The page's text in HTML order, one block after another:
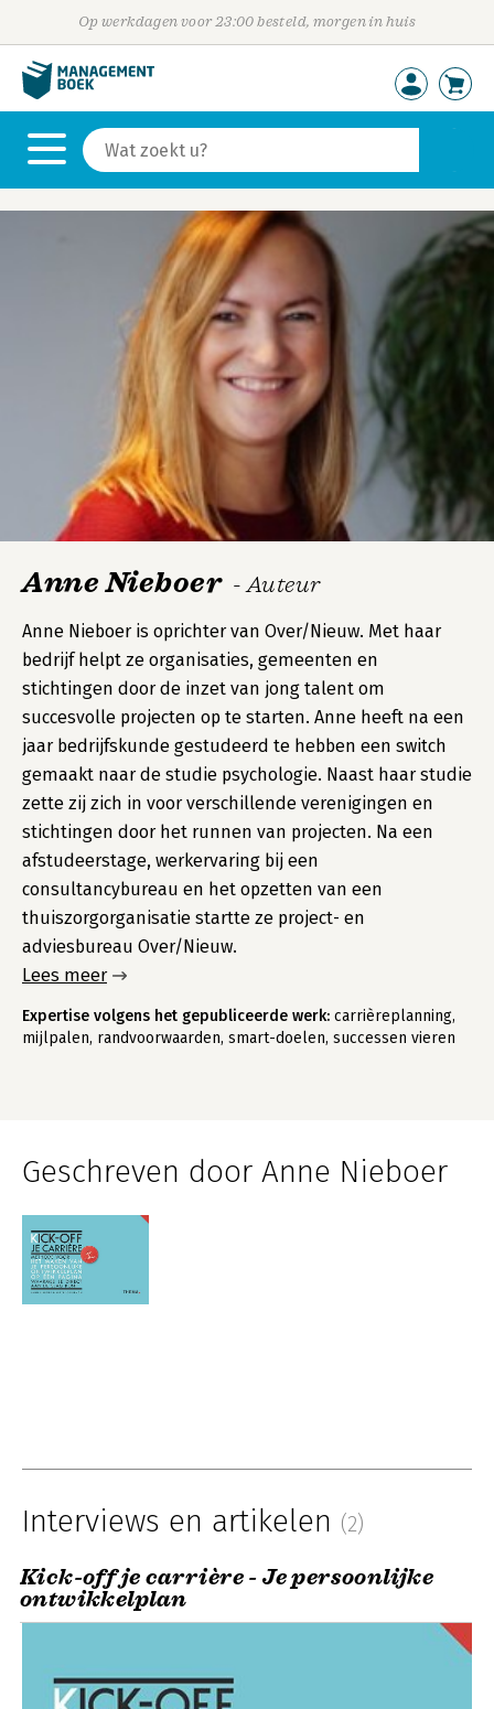
Op werkdagen voor 23:00 besteld, morgen in huis
Anne Nieboer - Auteur
Anne Nieboer is oprichter van Over/Nieuw. Met haar
bedrijf helpt ze organisaties, gemeenten en
stichtingen door de inzet van jong talent om
succesvolle projecten op te starten. Anne heeft na een
jaar bedrijfskunde gestudeerd te hebben een switch
gemaakt naar de studie psychologie. Naast haar studie
zette zij zich in voor verschillende verenigingen en
stichtingen door het runnen van projecten. Na een
afstudeerstage, werkervaring bij een
consultancybureau en het opzetten van een
thuiszorgorganisatie startte ze project- en
adviesbureau Over/Nieuw.
Lees meer
Expertise volgens het gepubliceerde werk: carrièreplanning,
mijlpalen, randvoorwaarden, smart-doelen, successen vieren
Geschreven door Anne Nieboer
Interviews en artikelen (2)
Kick-off je carrière - Je persoonlijke
ontwikkelplan